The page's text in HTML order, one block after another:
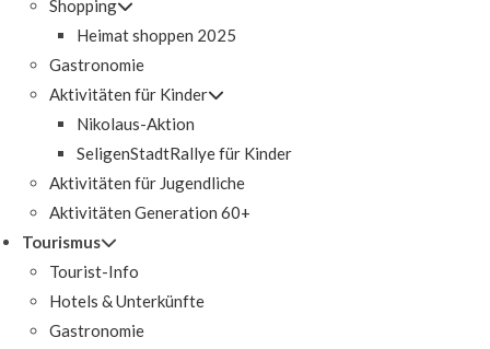
Shopping
Heimat shoppen 2025
Gastronomie
Aktivitäten für Kinder
Nikolaus-Aktion
SeligenStadtRallye für Kinder
Aktivitäten für Jugendliche
Aktivitäten Generation 60+
Tourismus
Tourist-Info
Hotels & Unterkünfte
Gastronomie